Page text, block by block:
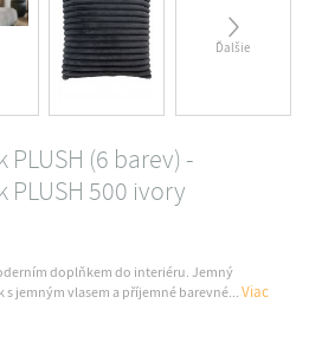
Ďalšie
(6 barev) -
500 ivory
doplňkem do interiéru. Jemný
jemným vlasem a příjemné barevné...Viac